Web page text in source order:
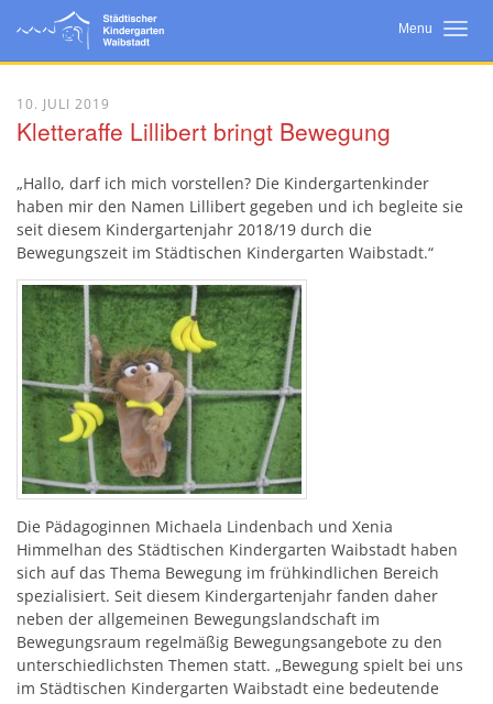
Menu
Neuigkeiten
Wir Über Uns
Bildungsarbeit
Eltern
Kooperationen
10. JULI 2019
Kletteraffe Lillibert bringt Bewegung
„Hallo, darf ich mich vorstellen? Die Kindergartenkinder
haben mir den Namen Lillibert gegeben und ich begleite sie
seit diesem Kindergartenjahr 2018/19 durch die
Bewegungszeit im Städtischen Kindergarten Waibstadt.“
Die Pädagoginnen Michaela Lindenbach und Xenia
Himmelhan des Städtischen Kindergarten Waibstadt haben
sich auf das Thema Bewegung im frühkindlichen Bereich
spezialisiert. Seit diesem Kindergartenjahr fanden daher
neben der allgemeinen Bewegungslandschaft im
Bewegungsraum regelmäßig Bewegungsangebote zu den
unterschiedlichsten Themen statt. „Bewegung spielt bei uns
im Städtischen Kindergarten Waibstadt eine bedeutende